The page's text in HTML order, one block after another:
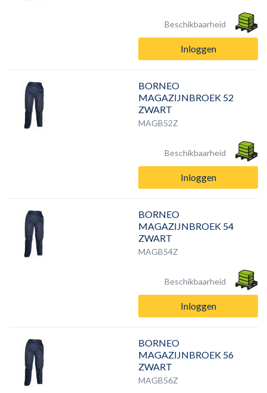
Beschikbaarheid
Inloggen
BORNEO
MAGAZIJNBROEK 52
ZWART
MAGB52Z
Beschikbaarheid
Inloggen
BORNEO
MAGAZIJNBROEK 54
ZWART
MAGB54Z
Beschikbaarheid
Inloggen
BORNEO
MAGAZIJNBROEK 56
ZWART
MAGB56Z